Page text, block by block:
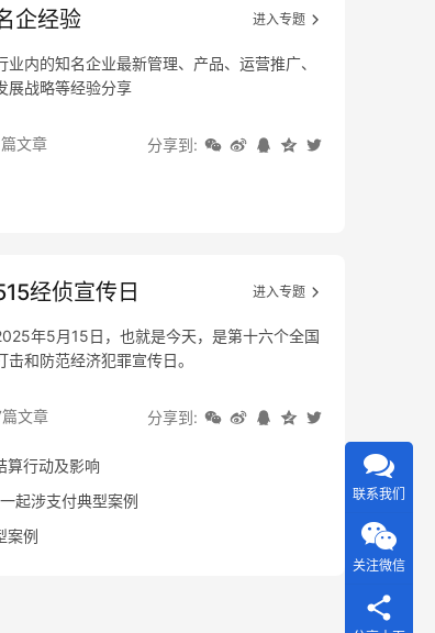
企经验 进入专题
业内的知名企业最新管理、产品、运营推广、
展战略等经验分享
文章 分享到:
经侦宣传日 进入专题
年5月15日，也就是今天，是第十六个全国
击和防范经济犯罪宣传日。
文章 分享到:
算行动及影响
起涉支付典型案例
案例
联系我们
关注微信